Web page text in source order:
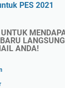
PES 2021
ANDA!